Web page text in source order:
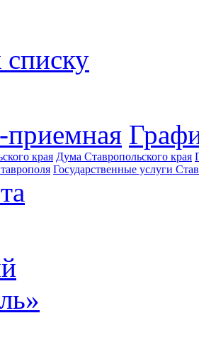
списку
приемная
края Дума Ставропольского края
Государственные услуги